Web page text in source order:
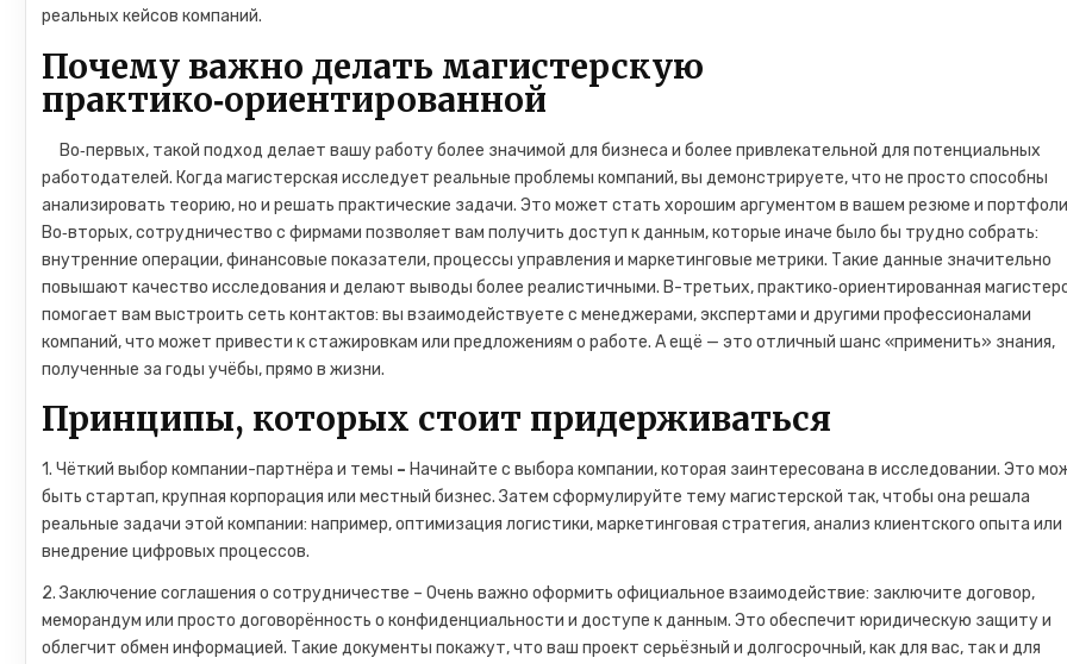
реальных кейсов компаний.
Почему важно делать магистерскую
практико‑ориентированной
Во‑первых, такой подход делает вашу работу более значимой для бизнеса и более привлекательной для потенциальных
работодателей. Когда магистерская исследует реальные проблемы компаний, вы демонстрируете, что не просто способны
анализировать теорию, но и решать практические задачи. Это может стать хорошим аргументом в вашем резюме и
Во‑вторых, сотрудничество с фирмами позволяет вам получить доступ к данным, которые иначе было бы трудно собрать:
внутренние операции, финансовые показатели, процессы управления и маркетинговые метрики. Такие данные значительно
повышают качество исследования и делают выводы более реалистичными. В-третьих, практико‑ориентированная
помогает вам выстроить сеть контактов: вы взаимодействуете с менеджерами, экспертами и другими профессионалами
компаний, что может привести к стажировкам или предложениям о работе. А ещё — это отличный шанс «применить» знания,
полученные за годы учёбы, прямо в жизни.
Принципы, которых стоит придерживаться
1. Чёткий выбор компании-партнёра и темы – Начинайте с выбора компании, которая заинтересована в исследовании. Это
быть стартап, крупная корпорация или местный бизнес. Затем сформулируйте тему магистерской так, чтобы она решала
реальные задачи этой компании: например, оптимизация логистики, маркетинговая стратегия, анализ клиентского опыта или
внедрение цифровых процессов.
2. Заключение соглашения о сотрудничестве – Очень важно оформить официальное взаимодействие: заключите договор,
меморандум или просто договорённость о конфиденциальности и доступе к данным. Это обеспечит юридическую защиту и
облегчит обмен информацией. Такие документы покажут, что ваш проект серьёзный и долгосрочный, как для вас, так и для